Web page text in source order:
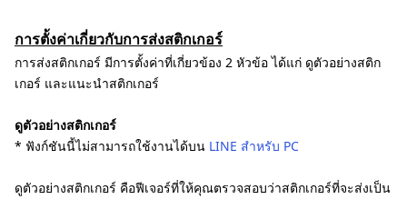
การตั้งค่าเกี่ยวกับการส่งสติกเกอร์
การส่งสติกเกอร์ มีการตั้งค่าที่เกี่ยวข้อง 2 หัวข้อ ได้แก่ ดูตัวอย่างสติก
เกอร์ และแนะนำสติกเกอร์
ดูตัวอย่างสติกเกอร์
* ฟังก์ชันนี้ไม่สามารถใช้งานได้บน LINE สำหรับ PC
ดูตัวอย่างสติกเกอร์ คือฟีเจอร์ที่ให้คุณตรวจสอบว่าสติกเกอร์ที่จะส่งเป็น